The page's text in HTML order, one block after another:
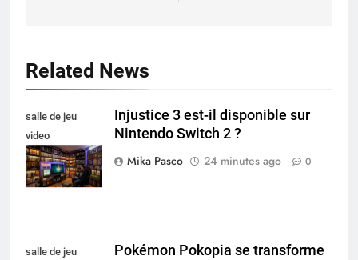
Related News
salle de jeu
video
collectionneur
Injustice 3 est-il disponible sur
Nintendo Switch 2 ?
Mika Pasco
24 minutes ago 0
salle de jeu
Pokémon Pokopia se transforme